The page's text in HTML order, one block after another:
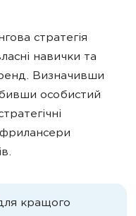
стратегія
навички та
Визначивши
особистий
кращого